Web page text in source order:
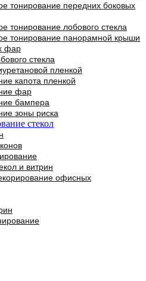
тонирование передних боковых
тонирование лобового стекла
тонирование панорамной крыши
фар
стекла
пленкой
капота пленкой
фар
бампера
зоны риска
стекол
и витрин
офисных